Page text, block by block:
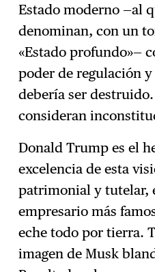
Estado moderno —al
denominan, con un
«Estado profundo»—
poder de regulación
debería ser
consideran
Donald Trump es el
excelencia de esta
patrimonial y tutelar,
empresario más
eche todo por tierra.
imagen de Musk